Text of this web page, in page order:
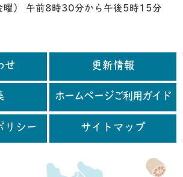
曜） 午前8時30分から午後5時15分
せ 更新情報
ホームページご利用ガイド
リシー サイトマップ